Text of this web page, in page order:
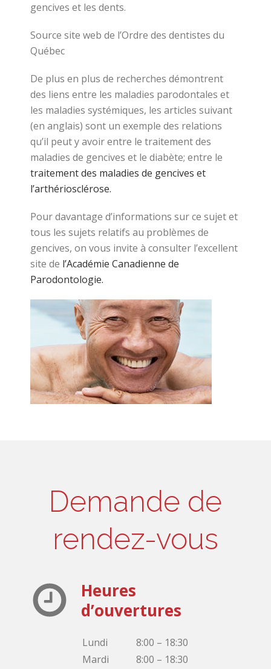
gencives et les dents.
Source site web de l’Ordre des dentistes du
Québec
De plus en plus de recherches démontrent
des liens entre les maladies parodontales et
les maladies systémiques, les articles suivant
(en anglais) sont un exemple des relations
qu’il peut y avoir entre le traitement des
maladies de gencives et le diabète; entre le
traitement des maladies de gencives et
l’arthériosclérose.
Pour davantage d’informations sur ce sujet et
tous les sujets relatifs au problèmes de
gencives, on vous invite à consulter l’excellent
site de l’Académie Canadienne de
Parodontologie.
Demande de
rendez-vous
Heures
d’ouvertures
Lundi
Mardi
8:00 – 18:30
8:00 – 18:30